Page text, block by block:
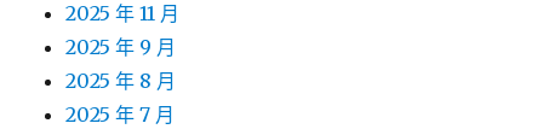
2025 年 11 月
2025 年 9 月
2025 年 8 月
2025 年 7 月